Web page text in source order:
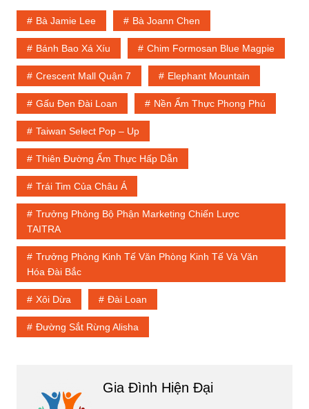
Bà Jamie Lee Bà Joann Chen
Bánh Bao Xá Xíu Chim Formosan Blue Magpie
Crescent Mall Quận 7 Elephant Mountain
Gấu Đen Đài Loan Nền Ẩm Thực Phong Phú
Taiwan Select Pop – Up
Thiên Đường Ẩm Thực Hấp Dẫn
Trái Tim Của Châu Á
Trưởng Phòng Bộ Phận Marketing Chiến Lược
TAITRA
Trưởng Phòng Kinh Tế Văn Phòng Kinh Tế Và Văn
Hóa Đài Bắc
Xôi Dừa Đài Loan
Đường Sắt Rừng Alisha
Gia Đình Hiện Đại